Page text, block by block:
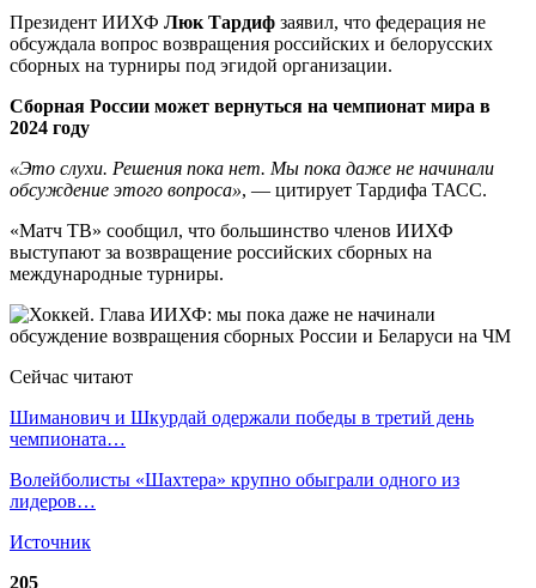
Президент ИИХФ Люк Тардиф заявил, что федерация не
обсуждала вопрос возвращения российских и белорусских
сборных на турниры под эгидой организации.
Сборная России может вернуться на чемпионат мира в
2024 году
«Это слухи. Решения пока нет. Мы пока даже не начинали
обсуждение этого вопроса», — цитирует Тардифа ТАСС.
«Матч ТВ» сообщил, что большинство членов ИИХФ
выступают за возвращение российских сборных на
международные турниры.
Сейчас читают
Шиманович и Шкурдай одержали победы в третий день
чемпионата…
Волейболисты «Шахтера» крупно обыграли одного из
лидеров…
Источник
205